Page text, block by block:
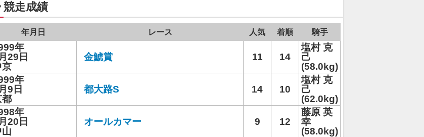
競走成績
年月日 レース 人気 着順 騎手
年
29日
京
金鯱賞 11 14
塩村 克
己
(58.0kg)
年
9日
都
都大路S 14 10
塩村 克
己
(62.0kg)
年
20日
山
オールカマー 9 12
藤原 英
幸
(58.0kg)